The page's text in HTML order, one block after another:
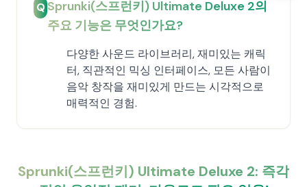
Q Sprunki(스프런키) Ultimate Deluxe 2의
주요 기능은 무엇인가요?
다양한 사운드 라이브러리, 재미있는 캐릭
터, 직관적인 믹싱 인터페이스, 모든 사람이
음악 창작을 재미있게 만드는 시각적으로
매력적인 경험.
Sprunki(스프런키) Ultimate Deluxe 2: 즉각